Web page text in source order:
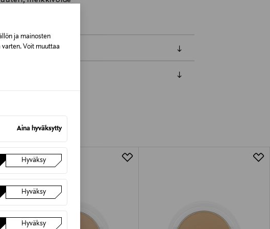
ja mainosten
Voit muuttaa
Aina hyväksytty
Hyväksy
Hyväksy
Hyväksy
ja tuotteen koosta riippuen
on saatavilla valittuun osoitteeseen.
ja palautettavan tuotteen sinetin tulee olla ehjä.